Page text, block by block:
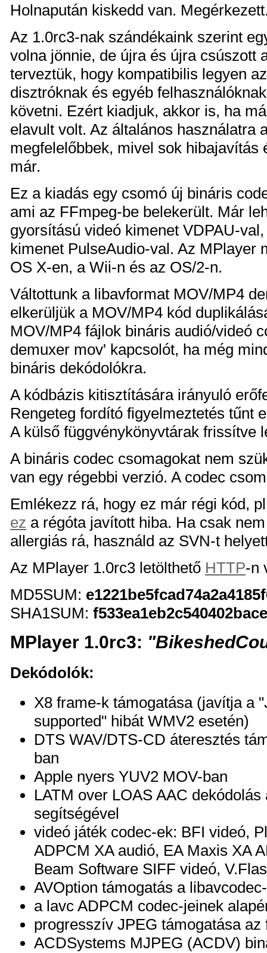
Holnapután kiskedd van.
Az 1.0rc3-nak szándékaink szerint
volna jönnie, de újra és újra csúszott
terveztük, hogy kompatibilis legyen
disztróknak és egyéb
követni. Ezért kiadjuk, akkor is, ha
elavult volt. Az általános használatra
megfelelőbbek, mivel sok hibajavítás
már.
Ez a kiadás egy csomó új bináris
ami az FFmpeg-be belekerült. Már
gyorsítású videó kimenet VDPAU-
kimenet PulseAudio-val. Az MPlayer
OS X-en, a Wii-n és az OS/2-n.
Váltottunk a libavformat MOV/MP4
elkerüljük a MOV/MP4 kód
MOV/MP4 fájlok bináris audió/videó
demuxer mov' kapcsolót, ha még
bináris dekódolókra.
A kódbázis kitisztítására irányuló
Rengeteg fordító figyelmeztetés tűnt
A külső függvénykönyvtárak frissítve
A bináris codec csomagokat nem
van egy régebbi verzió. A codec
Emlékezz rá, hogy ez már régi kód,
ez a régóta javított hiba. Ha csak
allergiás rá, használd az SVN-t
Az MPlayer 1.0rc3 letölthető HTTP-n
MD5SUM:
SHA1SUM:
MPlayer 1.0rc3:
Dekódolók:
X8 frame-k támogatása (javítja a
supported" hibát WMV2 esetén)
DTS WAV/DTS-CD áteresztés
ban
Apple nyers YUV2 MOV-ban
LATM over LOAS AAC
segítségével
videó játék codec-ek: BFI videó,
ADPCM XA audió, EA Maxis XA
Beam Software SIFF videó,
AVOption támogatás a
a lavc ADPCM codec-jeinek
progresszív JPEG támogatása az
ACDSystems MJPEG (ACDV)